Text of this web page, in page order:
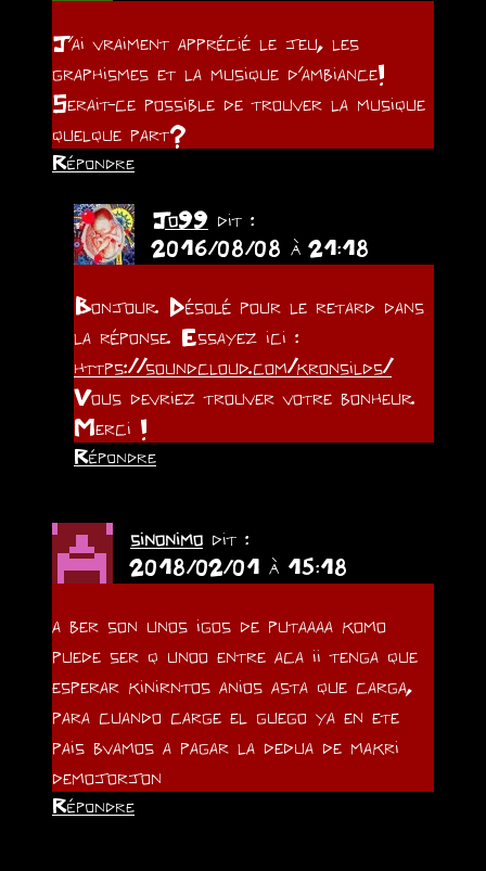
J’ai vraiment apprécié le jeu, les
graphismes et la musique d’ambiance!
Serait-ce possible de trouver la musique
quelque part?
Répondre
Jo99 dit :
2016/08/08 à 21:18
Bonjour. Désolé pour le retard dans
la réponse. Essayez ici :
https://soundcloud.com/kronsilds/
Vous devriez trouver votre bonheur.
Merci !
Répondre
sinonimo dit :
2018/02/01 à 15:18
a ber son unos igos de putaaaa komo
puede ser q unoo entre aca ii tenga que
esperar kinirntos anios asta que carga,
para cuando carge el guego ya en ete
pais bvamos a pagar la dedua de makri
demojorjon
Répondre